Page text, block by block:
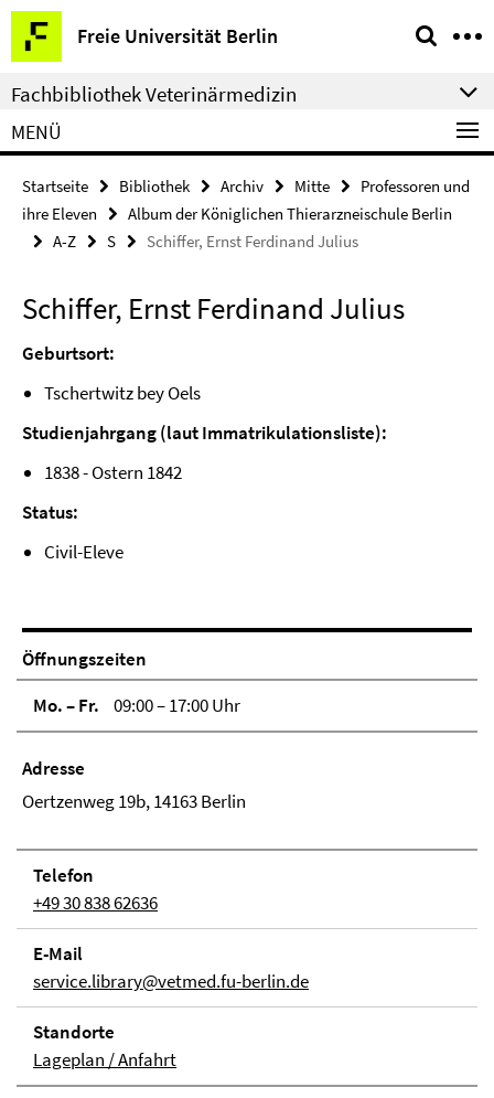
Springe
direkt
zu
Inhalt
Freie Universität Berlin
Service-
Navigation
Fachbibliothek Veterinärmedizin
MENÜ
Startseite Bibliothek Archiv Mitte
Professoren und
ihre Eleven
Album der Königlichen Thierarzneischule Berlin
A-Z
S Schiffer, Ernst Ferdinand Julius
Schiffer, Ernst Ferdinand Julius
Geburtsort:
Tschertwitz bey Oels
Studienjahrgang (laut Immatrikulationsliste):
1838 - Ostern 1842
Status:
Civil-Eleve
Öffnungszeiten
Mo. – Fr.
09:00 – 17:00 Uhr
Adresse
Oertzenweg 19b, 14163 Berlin
Telefon
+49 30 838 62636
E-Mail
service.library@vetmed.fu-berlin.de
Stand­orte
Lageplan / Anfahrt